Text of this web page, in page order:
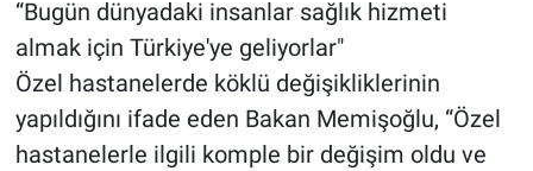
“Bugün dünyadaki insanlar sağlık hizmeti
almak için Türkiye'ye geliyorlar"
Özel hastanelerde köklü değişikliklerinin
yapıldığını ifade eden Bakan Memişoğlu, “Özel
hastanelerle ilgili komple bir değişim oldu ve